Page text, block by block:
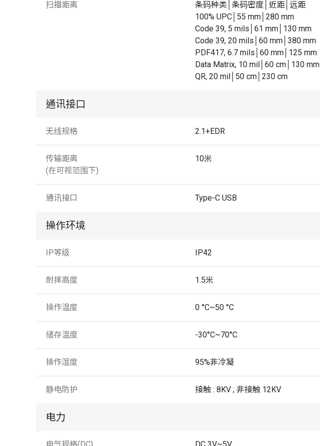
扫描距离
条码种类│条码密度│近距│远距
100% UPC│55 mm│280 mm
Code 39, 5 mils│61 mm│130 mm
Code 39, 20 mils│60 mm│380 mm
PDF417, 6.7 mils│60 mm│125 mm
Data Matrix, 10 mil│60 cm│130 mm
QR, 20 mil│50 cm│230 cm
通讯接口
无线规格 2.1+EDR
传输距离
(在可视范围下)
10米
通讯接口 Type-C USB
操作环境
IP等级 IP42
耐摔高度 1.5米
操作温度 0 °C~50 °C
储存温度 -30°C~70°C
操作湿度 95%非冷凝
静电防护 接触 : 8KV ; 非接触 12KV
电力